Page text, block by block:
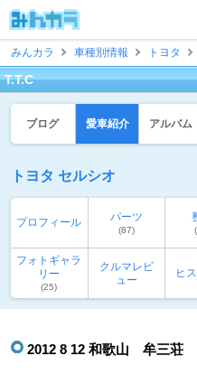
みんカラ
車種別情報 トヨタ
T.T.C
ブログ 愛車紹介 アルバム
トヨタ セルシオ
プロフィール パーツ
(87)
フォトギャラ
リー
(25)
クルマレビ
ュー
ヒ
2012 8 12 和歌山 牟三荘